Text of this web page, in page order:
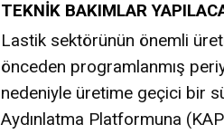
TEKNİK BAKIMLAR
Lastik sektörünün önemli
önceden programlanmış
nedeniyle üretime geçici bir
Aydınlatma Platformuna